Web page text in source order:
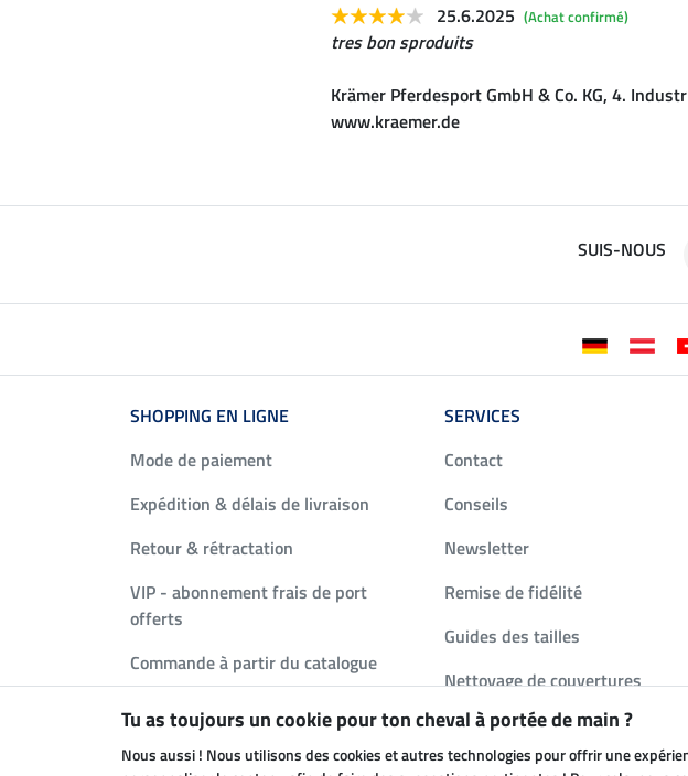
25.6.2025 (Achat confirmé)
tres bon sproduits
Krämer Pferdesport GmbH & Co. KG, 4.
www.kraemer.de
SUIS-NOUS
SHOPPING EN LIGNE
Mode de paiement
Expédition & délais de livraison
Retour & rétractation
VIP - abonnement frais de port
offerts
Commande à partir du catalogue
Bons Cadeaux
FAQ
SERVICES
Contact
Conseils
Newsletter
Remise de fidélité
Guides des tailles
Nettoyage de couvertures
Demande de catalogue
Tu as toujours un cookie pour ton cheval à portée de main ?
Nous aussi ! Nous utilisons des cookies et autres technologies pour offrir une